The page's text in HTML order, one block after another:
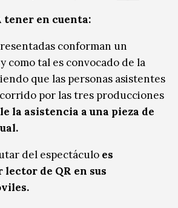
tener en cuenta:
conforman un
y como tal es convocado de la
que las personas asistentes
por las tres producciones
la asistencia a una pieza de
del espectáculo es
de QR en sus